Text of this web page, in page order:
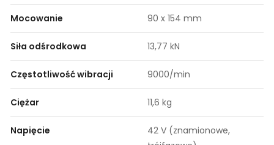
Mocowanie 90 x 154 mm
Siła odśrodkowa 13,77 kN
Częstotliwość wibracji 9000/min
Ciężar 11,6 kg
Napięcie
42 V (znamionowe,